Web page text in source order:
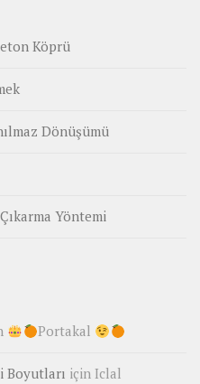
Köprü
Dönüşümü
Yöntemi
Portakal
Boyutları için Iclal